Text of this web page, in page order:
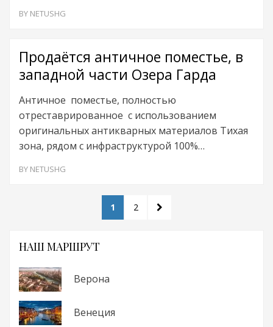
BY NETUSHG
Продаётся античное поместье, в
западной части Озера Гарда
Античное поместье, полностью
отреставрированное с использованием
оригинальных антикварных материалов Тихая
зона, рядом с инфраструктурой 100%…
BY NETUSHG
записям
PAGE
1 PAGE
2
NEXT
НАШ МАРШРУТ
Верона
Венеция